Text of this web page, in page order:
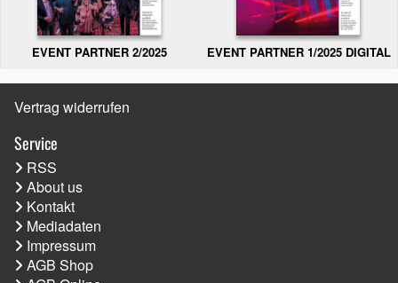
EVENT PARTNER 2/2025 EVENT PARTNER 1/2025 DIGITAL
Vertrag widerrufen
Service
RSS
About us
Kontakt
Mediadaten
Impressum
AGB Shop